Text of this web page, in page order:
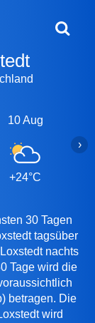
10 Aug
+24°C
›
30 Tagen
tagsüber
nachts
Tage wird die
betragen. Die
wird